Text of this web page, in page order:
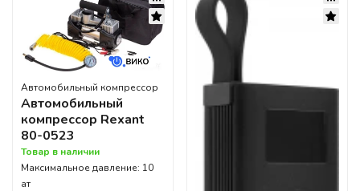
Автомобильный компрессор
Автомобильный
компрессор Rexant
80-0523
Товар в наличии
Максимальное давление: 10
ат